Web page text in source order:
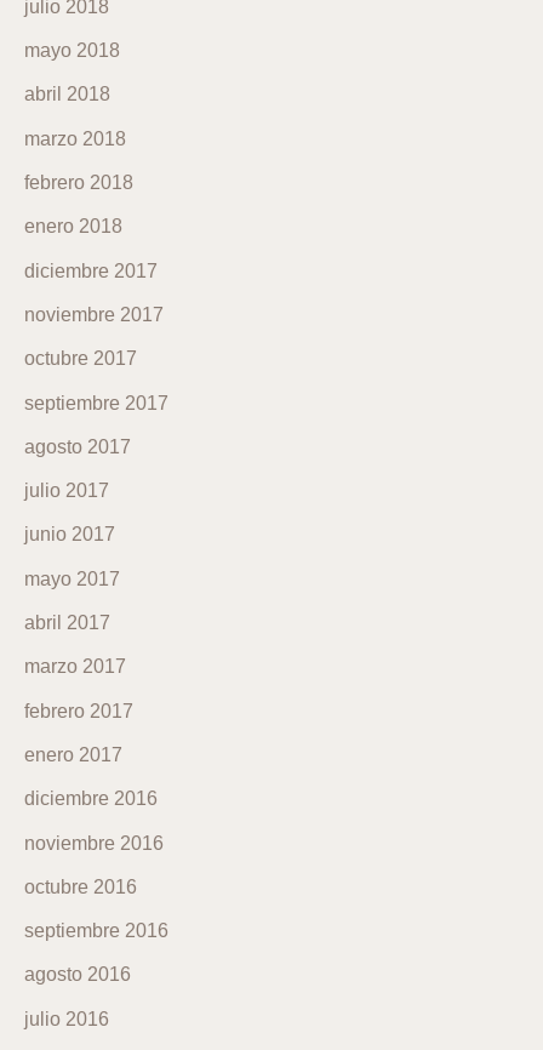
julio 2018
mayo 2018
abril 2018
marzo 2018
febrero 2018
enero 2018
diciembre 2017
noviembre 2017
octubre 2017
septiembre 2017
agosto 2017
julio 2017
junio 2017
mayo 2017
abril 2017
marzo 2017
febrero 2017
enero 2017
diciembre 2016
noviembre 2016
octubre 2016
septiembre 2016
agosto 2016
julio 2016